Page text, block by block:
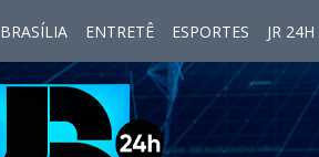
BRASÍLIA ENTRETÊ ESPORTES JR 24H